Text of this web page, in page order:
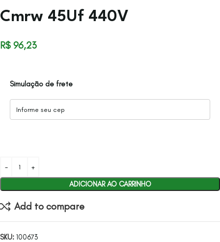
Cmrw 45Uf 440V
R$ 96,23
Simulação de frete
ADICIONAR AO CARRINHO
Add to compare
SKU: 100673